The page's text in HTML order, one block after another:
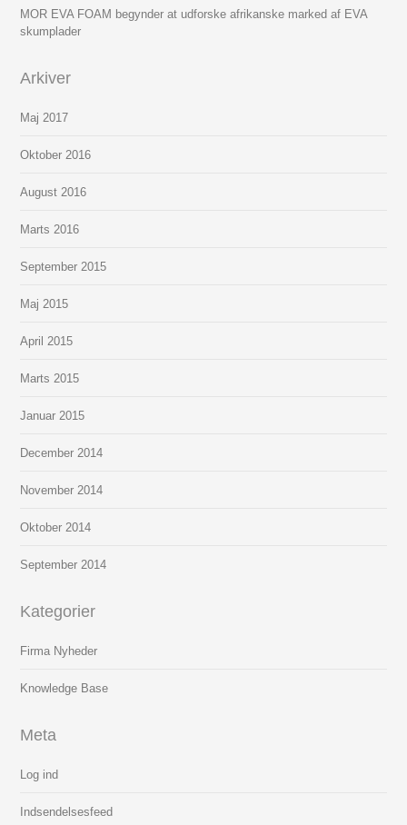
MOR EVA FOAM begynder at udforske afrikanske marked af EVA
skumplader
Arkiver
Maj 2017
Oktober 2016
August 2016
Marts 2016
September 2015
Maj 2015
April 2015
Marts 2015
Januar 2015
December 2014
November 2014
Oktober 2014
September 2014
Kategorier
Firma Nyheder
Knowledge Base
Meta
Log ind
Indsendelsesfeed